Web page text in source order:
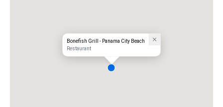
Bonefish Grill - Panama City Beach
Restaurant